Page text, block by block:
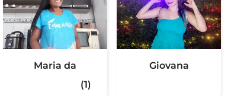
Maria da
(1)
Giovana